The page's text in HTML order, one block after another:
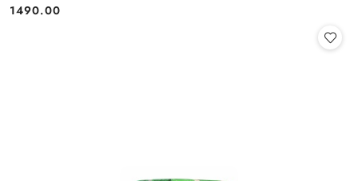
Cena:
1490.00